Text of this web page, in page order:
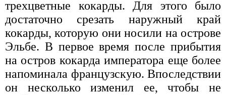
трехцветные кокарды. Для этого было
достаточно срезать наружный край
кокарды, которую они носили на острове
Эльбе. В первое время после прибытия
на остров кокарда императора еще более
напоминала французскую. Впоследствии
он несколько изменил ее, чтобы не